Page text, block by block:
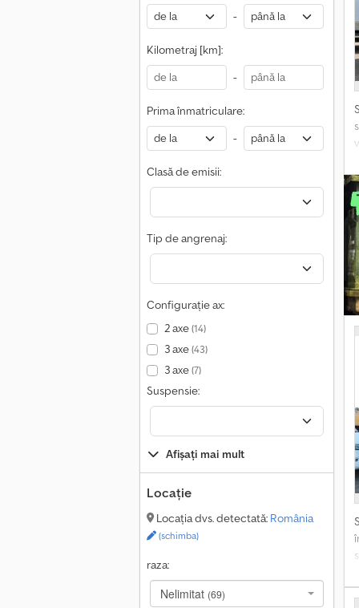
-
Kilometraj [km]:
-
Prima înmatriculare:
-
Clasă de emisii:
Tip de angrenaj:
Configurație ax:
2 axe(14)
3 axe(43)
3 axe(7)
Suspensie:
Afișați mai mult
Locație
Locația dvs. detectată: România
(schimba)
raza:
Nelimitat (69)